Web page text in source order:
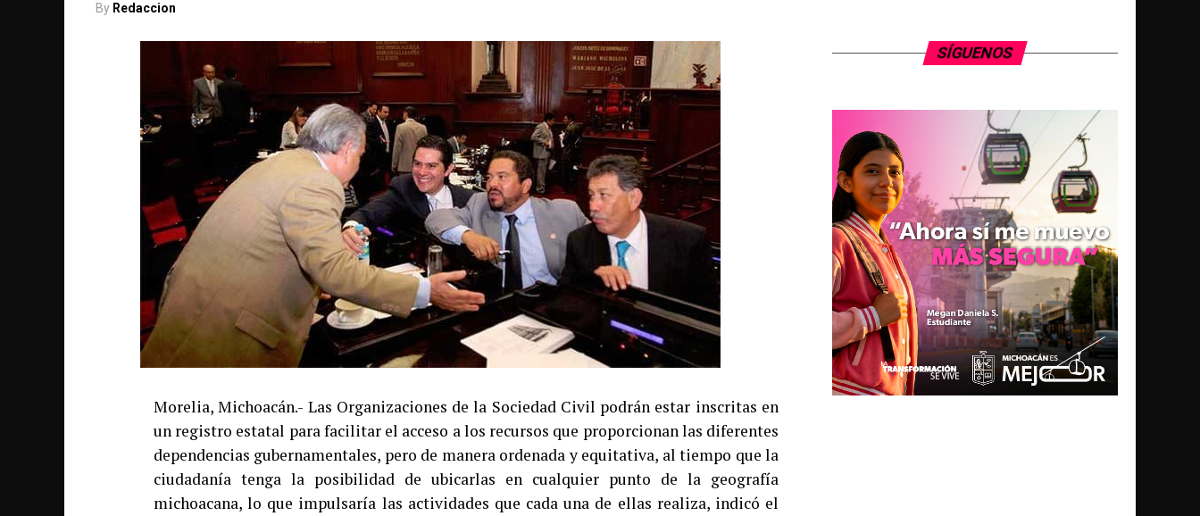
By Redaccion
Morelia, Michoacán.- Las Organizaciones de la Sociedad Civil podrán estar inscritas en
un registro estatal para facilitar el acceso a los recursos que proporcionan las diferentes
dependencias gubernamentales, pero de manera ordenada y equitativa, al tiempo que la
ciudadanía tenga la posibilidad de ubicarlas en cualquier punto de la geografía
michoacana, lo que impulsaría las actividades que cada una de ellas realiza, indicó el
SÍGUENOS